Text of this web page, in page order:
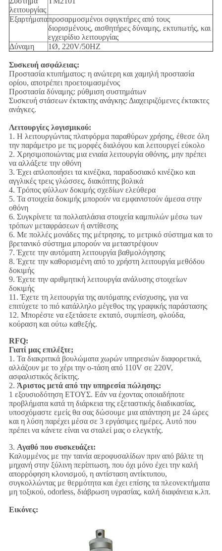
λειτουργίας
Εξαρτήματαπροσαρμοσμένοι σφιγκτήρες από τους
διορισμένους, αισθητήρες δύναμης, εκτυπωτής, και
εγχειρίδιο λειτουργίας
Δύναμη
1Ø, 220V/50HZ
Συσκευή ασφάλειας:
Προστασία κτυπήματος: η ανώτερη και χαμηλή προστασία
ορίου, αποτρέπει προετοιμασμένος
Προστασία δύναμης: ρύθμιση συστημάτων
Συσκευή στάσεων έκτακτης ανάγκης: Διαχειριζόμενες έκτακτες
ανάγκες.
Λειτουργίες λογισμικού:
1. Η λειτουργώντας πλατφόρμα παραθύρων χρήσης, έθεσε όλη
την παράμετρο με τις μορφές διαλόγου και λειτουργεί εύκολο
2. Χρησιμοποιώντας μια ενιαία λειτουργία οθόνης, μην πρέπει
να αλλάξετε την οθόνη
3. Έχει απλοποιήσει τα κινέζικα, παραδοσιακό κινέζικο και
αγγλικές τρεις γλώσσες, διακόπτης βολικά
4. Τρόπος φύλλων δοκιμής σχεδίων ελεύθερα
5. Τα στοιχεία δοκιμής μπορούν να εμφανιστούν άμεσα στην
οθόνη
6. Συγκρίνετε τα πολλαπλάσια στοιχεία καμπυλών μέσω των
τρόπων μεταφράσεων ή αντίθεσης
6. Με πολλές μονάδες της μέτρησης, το μετρικό σύστημα και το
βρετανικό σύστημα μπορούν να μεταστρέψουν
7. Έχετε την αυτόματη λειτουργία βαθμολόγησης
8. Έχετε την καθορισμένη από το χρήστη λειτουργία μεθόδου
δοκιμής
9. Έχετε την αριθμητική λειτουργία ανάλυσης στοιχείων
δοκιμής
11. Έχετε τη λειτουργία της αυτόματης ενίσχυσης, για να
επιτύχετε το πιό κατάλληλο μέγεθος της γραφικής παράστασης
12. Μπορέστε να εξετάσετε εκτατό, συμπίεση, φλούδα,
κούραση και ούτω καθεξής.
RFQ:
Γιατί μας επιλέξτε;
1. Τα διακριτικά βουλώματα χωρών υπηρεσιών διαφορετικά,
αλλάζουν με το χέρι την ο-τάση από 110V σε 220V,
ασφαλιστικός δείκτης.
2. Άριστος μετά από την υπηρεσία πώλησης:
1 εξουσιοδότηση ΕΤΟΥΣ. Εάν να έχοντας οποιαδήποτε
προβλήματα κατά τη διάρκεια της εξεταστικής διαδικασίας,
υποσχόμαστε εμείς θα σας δώσουμε μια απάντηση με 24 ώρες
και η λύση παρέχει μέσα σε 3 εργάσιμες ημέρες. Αυτό που
πρέπει να κάνετε είναι να σταλεί μας ο ελεγκτής.
3. Αγαθό που συσκευάζει:
Καλυμμένος με την ταινία αεροφυσαλίδων πριν από βάλτε τη
μηχανή στην ξύλινη περίπτωση, που όχι μόνο έχει την καλή
απορρόφηση κλονισμού, η αντίσταση αντίκτυπου,
συγκολλώντας με θερμότητα και έχει επίσης τα πλεονεκτήματα
μη τοξικού, odorless, διάβρωση υγρασίας, καλή διαφάνεια κ.λπ.
Εικόνες: